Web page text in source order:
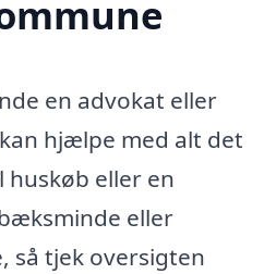
en advokat eller
hjælpe med alt det
eller en
eller
så tjek oversigten